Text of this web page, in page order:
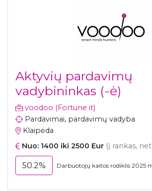
Aktyvių pardavimų
vadybininkas (-ė)
voodoo (Fortune it)
Pardavimai, pardavimų vadyba
Klaipėda
Nuo: 1400 iki 2500 Eur (į rankas,
50.2% Darbuotojų kaitos rodiklis 2025